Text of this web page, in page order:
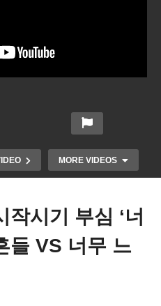
MORE VIDEOS
시기 부심 ‘너
들 VS 너무 느